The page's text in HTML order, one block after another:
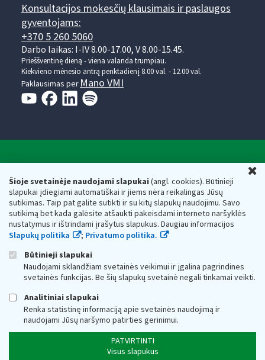
Šioje svetainėje naudojami slapukai(angl. cookies). Būtinieji
slapukai įdiegiami automatiškai ir jiems nėra reikalingas Jūsų
sutikimas. Taip pat galite sutikti ir su kitų slapukų naudojimu. Savo
sutikimą bet kada galėsite atšaukti pakeisdami interneto naršyklės
nustatymus ir ištrindami įrašytus slapukus. Daugiau informacijos
Slapukų politika
; Privatumo politika.
Būtinieji slapukai
Naudojami sklandžiam svetainės veikimui ir įgalina pagrindines
svetainės funkcijas. Be šių slapukų svetainė negali tinkamai veikti.
Analitiniai slapukai
Renka statistinę informaciją apie svetainės naudojimą ir
naudojami Jūsų naršymo patirties gerinimui.
PATVIRTINTI
Visus slapukus
Konsultacijos mokesčių klausimais ir paslaugos
gyventojams:
+370 5 260 5060
Darbo laikas: I-IV 8.00-17.00, V 8.00-15.45.
Prieššventinę dieną - viena valanda trumpiau.
Kiekvieno mėnesio antrą penktadienį 8.00 val. - 12.00 val.
Paklausimas per Mano VMI
Respublikos finansų ministerijos
Biudžetinė įstaiga. Juridinio asmens kodas — 188659752,
adresas: Vasario 16-osios g. 14, 01107 Vilnius, Lietuva, el.paštas:
vmi@vmi.lt, E. pristatymo dėžutės adresas 188659752
Duomenys apie Valstybinę mokesčių inspekciją prie Lietuvos
Respublikos finansų ministerijos kaupiami ir saugomi Juridinių